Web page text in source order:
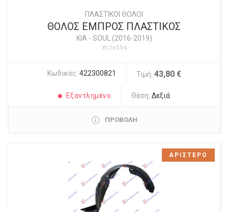
ΠΛΑΣΤΙΚΟΙ ΘΟΛΟΙ
ΘΟΛΟΣ ΕΜΠΡΟΣ ΠΛΑΣΤΙΚΟΣ
KIA - SOUL (2016-2019)
#126594
Κωδικός: 422300821 Τιμή: 43,80 €
Εξαντλημένο Θέση:Δεξιά
ΠΡΟΒΟΛΗ
ΑΡΙΣΤΕΡΟ